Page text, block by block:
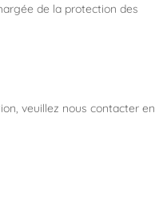
de la protection des
veuillez nous contacter en